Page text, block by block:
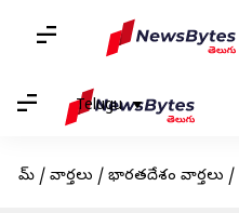
Telugu
హోమ్ / వార్తలు / భారతదేశం వార్తలు /